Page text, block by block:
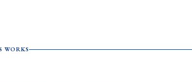
WORKS